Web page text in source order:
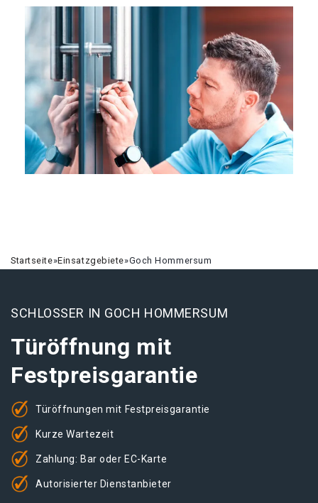
Startseite»Einsatzgebiete»Goch Hommersum
SCHLOSSER IN GOCH HOMMERSUM
Türöffnung mit
Festpreisgarantie
Türöffnungen mit Festpreisgarantie
Kurze Wartezeit
Zahlung: Bar oder EC-Karte
Autorisierter Dienstanbieter